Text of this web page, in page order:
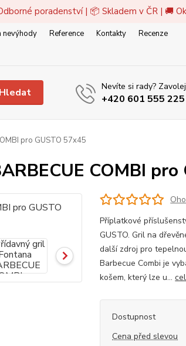
poradenství | 📦 Skladem v ČR | 🚚
nevýhody Reference Kontakty
Recenze
Hledat Nevíte si rady?
+420 601 555 225
pro GUSTO 57x45
COMBI
Příplatkové
GUSTO. Gril na
další zdroj pro
Barbecue Combi je
košem, který lze u...
Dostupnost
Cena před slevou